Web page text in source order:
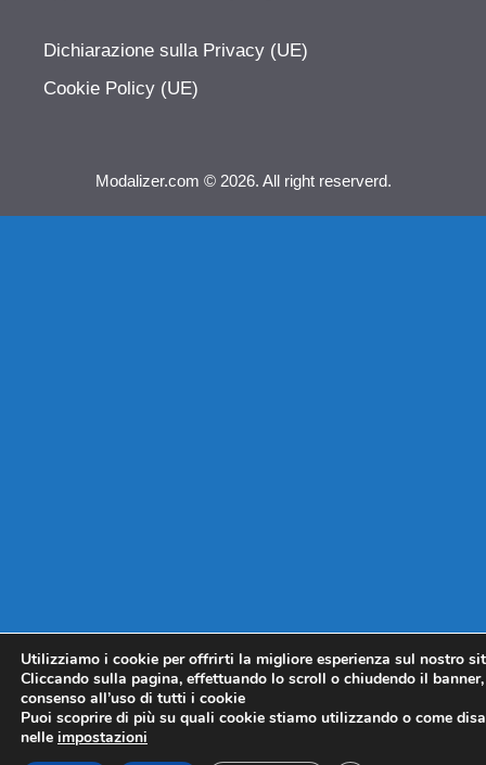
Dichiarazione sulla Privacy (UE)
Cookie Policy (UE)
Modalizer.com © 2026. All right reserverd.
Utilizziamo i cookie per offrirti la migliore esperienza sul nostro
Cliccando sulla pagina, effettuando lo scroll o chiudendo il
consenso all’uso di tutti i cookie
Puoi scoprire di più su quali cookie stiamo utilizzando o come
nelle impostazioni